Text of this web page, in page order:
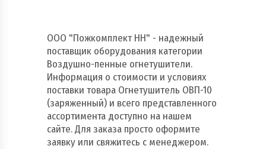
ООО "Пожкомплект НН" - надежный
поставщик оборудования категории
Воздушно-пенные огнетушители.
Информация о стоимости и условиях
поставки товара Огнетушитель ОВП-10
(заряженный) и всего представленного
ассортимента доступно на нашем
сайте. Для заказа просто оформите
заявку или свяжитесь с менеджером.